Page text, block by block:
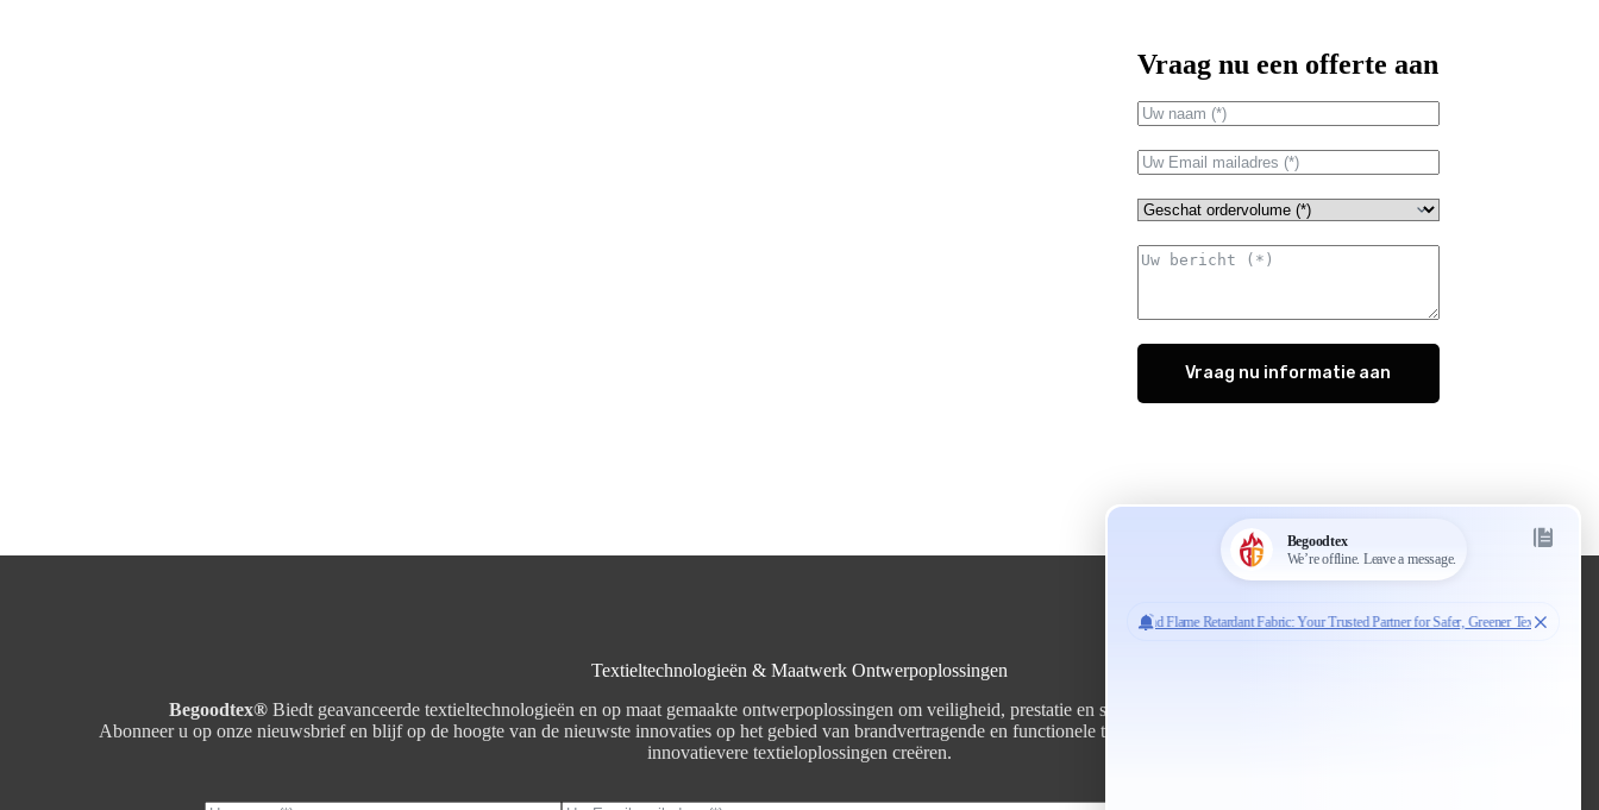
Vraag nu een offerte aan
Vraag nu informatie aan
Textieltechnologieën & Maatwerk Ontwerpoplossingen
Begoodtex®Biedt geavanceerde textieltechnologieën en op maat gemaakte ontwerpoplossingen om veiligheid, prestatie en stijl te garanderen in uiteenlopende sectoren.
Abonneer u op onze nieuwsbrief en blijf op de hoogte van de nieuwste innovaties op het gebied van brandvertragende en functionele textielsoorten. Laten we samen slimmere, veiligere en
innovatievere textieloplossingen creëren.